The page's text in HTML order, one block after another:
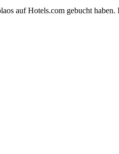
auf Hotels.com gebucht